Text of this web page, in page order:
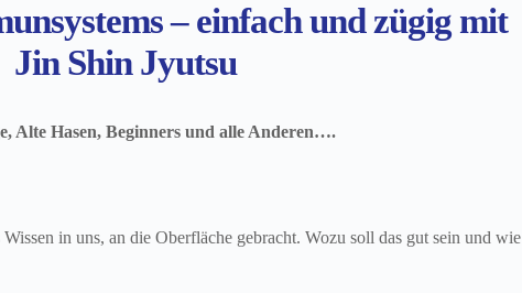
– einfach und zügig mit
Jin Shin Jyutsu
Alte Hasen, Beginners und alle Anderen….
in uns, an die Oberfläche gebracht. Wozu soll das gut sein und wie